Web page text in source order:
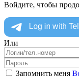
Войдите, чтобы
Или
Запомнить меня